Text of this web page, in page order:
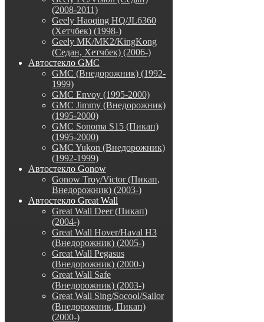
(2008-2011)
Geely Haoqing HQ/JL6360
(Хетчбек) (1998-)
Geely MK/MK2/KingKong
(Седан, Хетчбек) (2006-)
Автостекло GMC
GMC (Внедорожник) (1992-
1999)
GMC Envoy (1995-2000)
GMC Jimmy (Внедорожник)
(1995-2000)
GMC Sonoma S15 (Пикап)
(1995-2000)
GMC Yukon (Внедорожник)
(1992-1999)
Автостекло Gonow
Gonow Troy/Victor (Пикап,
Внедорожник) (2003-)
Автостекло Great Wall
Great Wall Deer (Пикап)
(2004-)
Great Wall Hover/Haval H3
(Внедорожник) (2005-)
Great Wall Pegasus
(Внедорожник) (2000-)
Great Wall Safe
(Внедорожник) (2003-)
Great Wall Sing/Socool/Sailor
(Внедорожник, Пикап)
(2000-)